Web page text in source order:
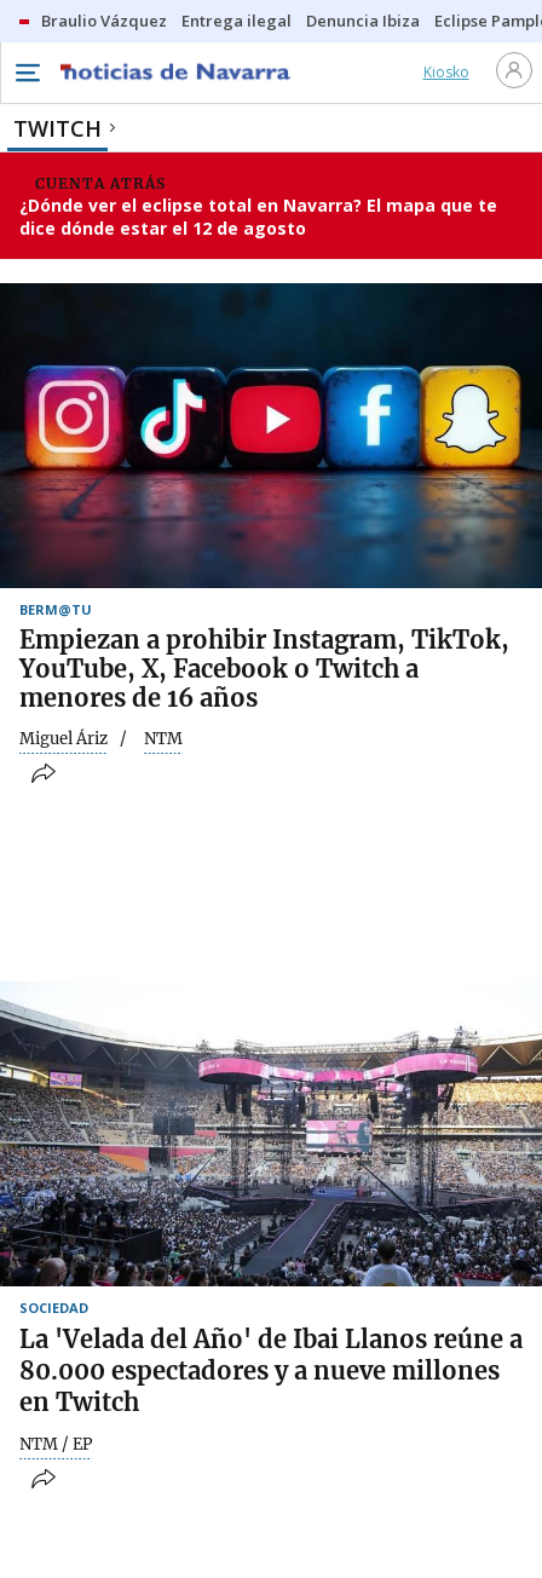
Braulio Vázquez Entrega ilegal Denuncia Ibiza Eclipse
Kiosko
TWITCH
CUENTA ATRÁS
¿Dónde ver el eclipse total en Navarra? El mapa que te
dice dónde estar el 12 de agosto
BERM@TU
Empiezan a prohibir Instagram, TikTok,
YouTube, X, Facebook o Twitch a
menores de 16 años
Miguel Áriz NTM
SOCIEDAD
La 'Velada del Año' de Ibai Llanos reúne a
80.000 espectadores y a nueve millones
en Twitch
NTM / EP